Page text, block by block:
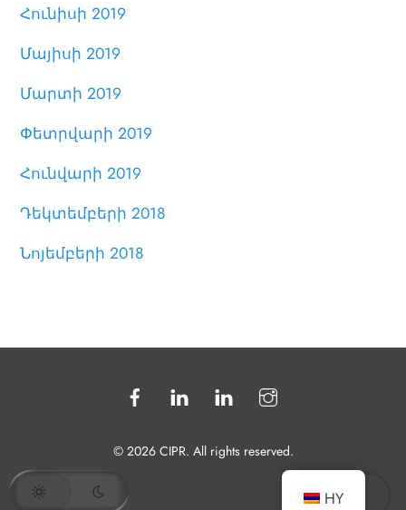
Հունիսի 2019
Մայիսի 2019
Մարտի 2019
Փետրվարի 2019
Հունվարի 2019
Դեկտեմբերի 2018
Նոյեմբերի 2018
© 2026 CIPR. All rights reserved.
HY💬